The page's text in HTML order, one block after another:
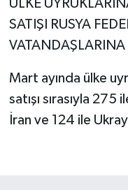
ÜLKE
SATIŞI RUSYA
VATANDAŞLARINA
Mart ayında ülke
satışı sırasıyla
İran ve 124 ile